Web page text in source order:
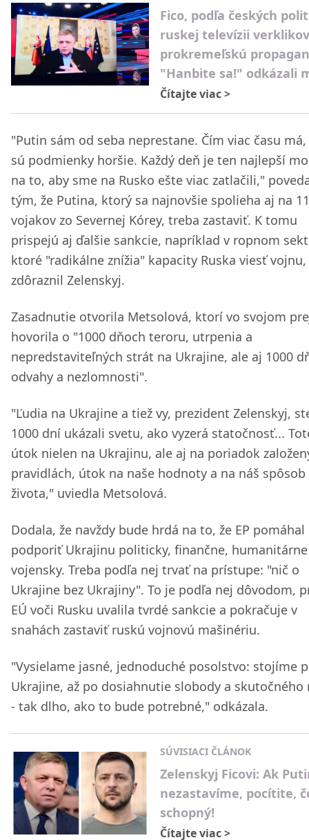
Fico, podľa českých
ruskej televízii
prokremeľskú
"Hanbite sa!" odkázali
Čítajte viac>
"Putin sám od seba neprestane. Čím viac času
sú podmienky horšie. Každý deň je ten najlepší
na to, aby sme na Rusko ešte viac zatlačili,"
tým, že Putina, ktorý sa najnovšie spolieha aj na
vojakov zo Severnej Kórey, treba zastaviť. K tomu
prispejú aj ďalšie sankcie, napríklad v ropnom
ktoré "radikálne znížia" kapacity Ruska viesť vojnu,
zdôraznil Zelenskyj.
Zasadnutie otvorila Metsolová, ktorí vo svojom
hovorila o "1000 dňoch teroru, utrpenia a
nepredstaviteľných strát na Ukrajine, ale aj 1000
odvahy a nezlomnosti".
"Ľudia na Ukrajine a tiež vy, prezident Zelenskyj,
1000 dní ukázali svetu, ako vyzerá statočnosť...
útok nielen na Ukrajinu, ale aj na poriadok
pravidlách, útok na naše hodnoty a na náš spôsob
života," uviedla Metsolová.
Dodala, že navždy bude hrdá na to, že EP pomáhal
podporiť Ukrajinu politicky, finančne,
vojensky. Treba podľa nej trvať na prístupe: "nič o
Ukrajine bez Ukrajiny". To je podľa nej dôvodom,
EÚ voči Rusku uvalila tvrdé sankcie a pokračuje v
snahách zastaviť ruskú vojnovú mašinériu.
"Vysielame jasné, jednoduché posolstvo: stojíme
Ukrajine, až po dosiahnutie slobody a skutočného
- tak dlho, ako to bude potrebné," odkázala.
SÚVISIACI ČLÁNOK
Zelenskyj Ficovi: Ak
nezastavíme, pocítite,
schopný!
Čítajte viac>